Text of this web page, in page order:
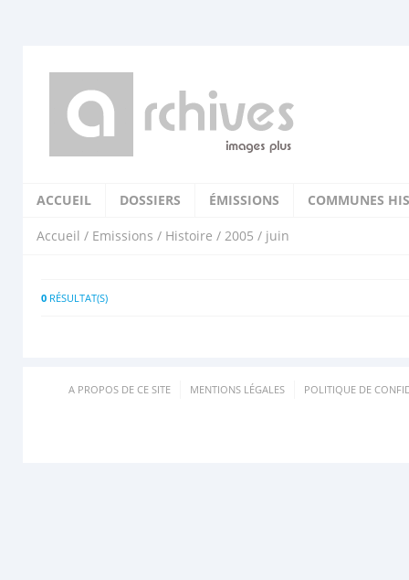
ACCUEIL DOSSIERS ÉMISSIONS COMMUNES
Accueil / Emissions / Histoire / 2005 / juin
0 RÉSULTAT(S)
A PROPOS DE CE SITE MENTIONS LÉGALES POLITIQUE DE